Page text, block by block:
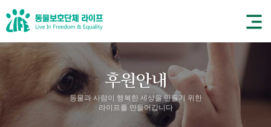
동물과 사람이 행복한 세상을 만들기 위한
라이프를 만들어갑니다